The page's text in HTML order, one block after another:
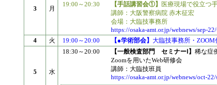
3 月
19:00～20:30 【手話講習会①】 医療現場で役立つ
講師：大阪警察病院 赤木征宏
会場：大臨技事務所
https://osaka-amt.or.jp/webnews/sep-
4
火 19:00～20:00 【●学術部会】 大臨技事務所・ZOOM
5 水
18:30～20:00 【一般検査部門 セミナーⅠ】 稀な症
Zoomを用いたWeb研修会
講師：大臨技班員
https://osaka-amt.or.jp/webnews/oct-22/